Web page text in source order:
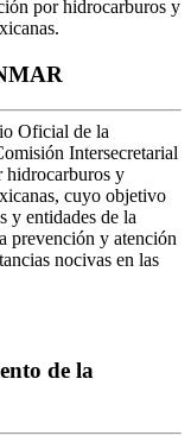
por hidrocarburos y
Oficial de la
Intersecretarial
hidrocarburos y
cuyo objetivo
y entidades de la
prevención y atención
nocivas en las
de la